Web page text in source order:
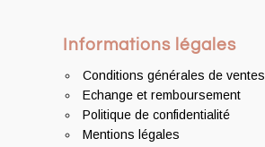
Informations légales
Conditions générales de ventes
Echange et remboursement
Politique de confidentialité
Mentions légales